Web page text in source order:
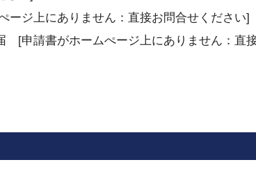
ジ上にありません：直接お問合せください]
[申請書がホームぺージ上にありません：直